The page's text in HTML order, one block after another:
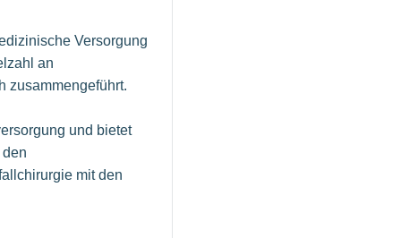
Versorgung
an
zusammengeführt.
und bietet
mit den